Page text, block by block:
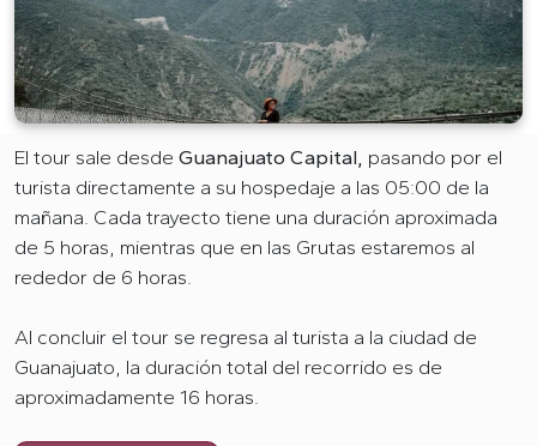
El tour sale desde Guanajuato Capital, pasando por el
turista directamente a su hospedaje a las 05:00 de la
mañana. Cada trayecto tiene una duración aproximada
de 5 horas, mientras que en las Grutas estaremos al
rededor de 6 horas.
Al concluir el tour se regresa al turista a la ciudad de
Guanajuato, la duración total del recorrido es de
aproximadamente 16 horas.